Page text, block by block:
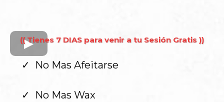
(( Tienes 7 DIAS para venir a tu Sesión Gratis ))
No Mas Afeitarse
No Mas Wax